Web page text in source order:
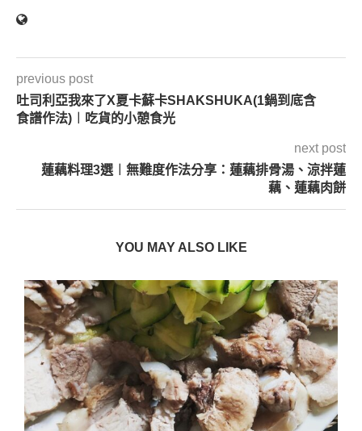
previous post
吐司利亞我來了X夏卡蘇卡SHAKSHUKA(1鍋到底含
食譜作法)︱吃貨的小憩食光
next post
蓮藕料理3選︱無難度作法分享：蓮藕排骨湯、涼拌蓮
藕、蓮藕肉餅
YOU MAY ALSO LIKE